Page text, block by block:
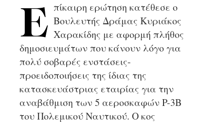
Ε πίκαιρη ερώτηση κατέθεσε ο
Βουλευτής Δράμας Κυριάκος
Χαρακίδης με αφορμή πλήθος
δημοσιευμάτων που κάνουν λόγο για
πολύ σοβαρές ενστάσεις-
προειδοποιήσεις της ίδιας της
κατασκευάστριας εταιρίας για την
αναβάθμιση των 5 αεροσκαφών P-3B
του Πολεμικού Ναυτικού. Ο κος